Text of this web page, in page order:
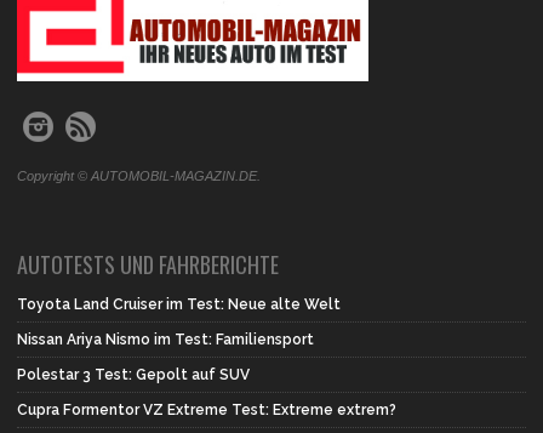
Copyright © AUTOMOBIL-MAGAZIN.DE.
AUTOTESTS UND FAHRBERICHTE
Toyota Land Cruiser im Test: Neue alte Welt
Nissan Ariya Nismo im Test: Familiensport
Polestar 3 Test: Gepolt auf SUV
Cupra Formentor VZ Extreme Test: Extreme extrem?